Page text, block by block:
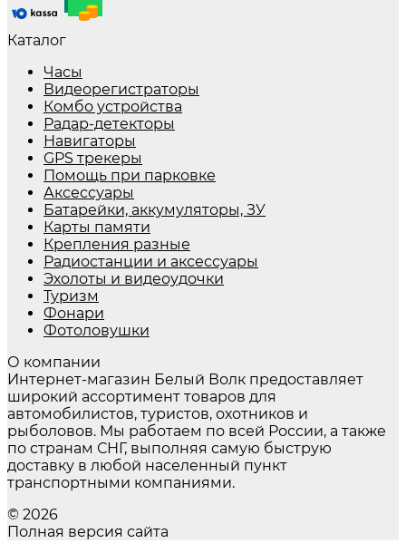
Каталог
Часы
Видеорегистраторы
Комбо устройства
Радар-детекторы
Навигаторы
GPS трекеры
Помощь при парковке
Аксессуары
Батарейки, аккумуляторы, ЗУ
Карты памяти
Крепления разные
Радиостанции и аксессуары
Эхолоты и видеоудочки
Туризм
Фонари
Фотоловушки
О компании
Интернет-магазин Белый Волк предоставляет
широкий ассортимент товаров для
автомобилистов, туристов, охотников и
рыболовов. Мы работаем по всей России, а также
по странам СНГ, выполняя самую быструю
доставку в любой населенный пункт
транспортными компаниями.
© 2026
Полная версия сайта